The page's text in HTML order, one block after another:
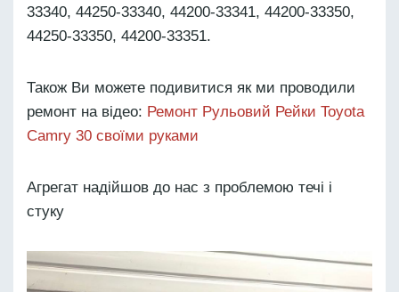
33340, 44250-33340, 44200-33341, 44200-33350,
44250-33350, 44200-33351.
Також Ви можете подивитися як ми проводили
ремонт на відео: Ремонт Рульовий Рейки Toyota
Camry 30 своїми руками
Агрегат надійшов до нас з проблемою течі і
стуку